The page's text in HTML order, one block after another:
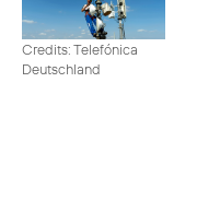
Credits: Telefónica
Deutschland